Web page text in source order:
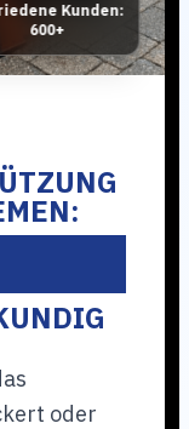
Kunden:
600+
oder